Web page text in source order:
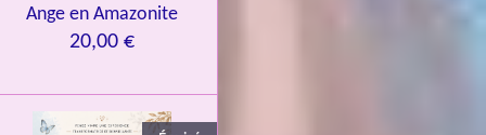
Ange en Amazonite
20,00 €